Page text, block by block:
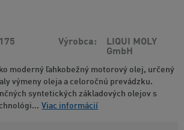
Výrobca
LIQUI MOLY
GmbH
moderný ľahkobežný motorový olej, určený
výmeny oleja a celoročnú prevádzku.
syntetických základových olejov s
Viac informácií